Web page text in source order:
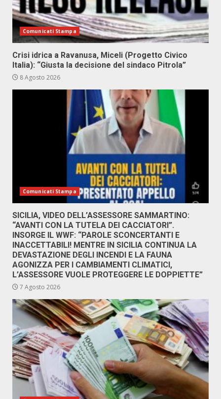
Comunicati Stampa
Crisi idrica a Ravanusa, Miceli (Progetto Civico
Italia): “Giusta la decisione del sindaco Pitrola”
8 Agosto 2026
Comunicati Stampa
SICILIA, VIDEO DELL’ASSESSORE SAMMARTINO:
“AVANTI CON LA TUTELA DEI CACCIATORI”.
INSORGE IL WWF: “PAROLE SCONCERTANTI E
INACCETTABILI! MENTRE IN SICILIA CONTINUA LA
DEVASTAZIONE DEGLI INCENDI E LA FAUNA
AGONIZZA PER I CAMBIAMENTI CLIMATICI,
L’ASSESSORE VUOLE PROTEGGERE LE DOPPIETTE”
7 Agosto 2026